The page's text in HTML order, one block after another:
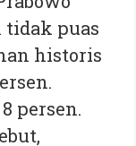
tidak puas
historis
persen.